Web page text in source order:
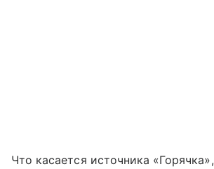
Что касается источника «Горячка»,